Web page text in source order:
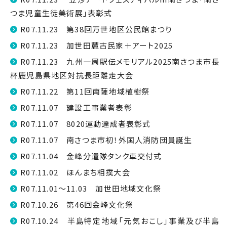
つま児童生徒美術展」表彰式
R07.11.23 第38回万世地区公民館まつり
R07.11.23 加世田麓古民家＋アート2025
R07.11.23 九州一周駅伝メモリアル2025南さつま市長
杯鹿児島県地区対抗長距離走大会
R07.11.22 第11回南薩地域植樹祭
R07.11.07 建設工事業者表彰
R07.11.07 8020運動達成者表彰式
R07.11.07 南さつま市初！外国人消防団員誕生
R07.11.04 金峰分遣隊タンク車交付式
R07.11.02 ほんまち相撲大会
R07.11.01～11.03 加世田地域文化祭
R07.10.26 第46回金峰文化祭
R07.10.24 半島特定地域「元気おこし」事業及び半島